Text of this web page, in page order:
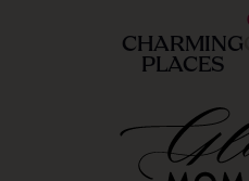
CHARMING
PLACES